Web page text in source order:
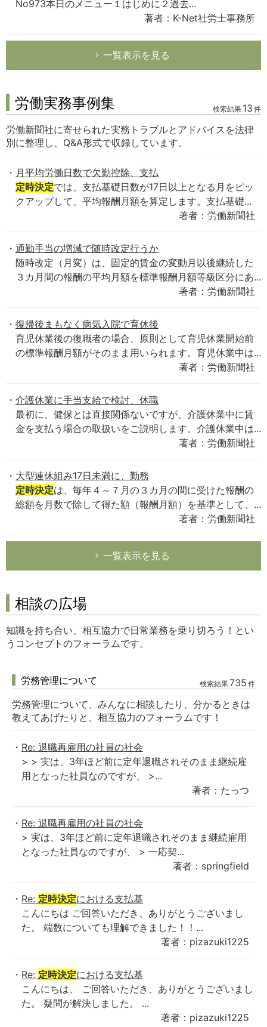
No973本日のメニュー１はじめに２過去...
著者：K-Net社労士事務所
一覧表示を見る
労働実務事例集 検索結果 13 件
労働新聞社に寄せられた実務トラブルとアドバイスを法律
別に整理し、Q&A形式で収録しています。
月平均労働日数で欠勤控除、支払
定時決定では、支払基礎日数が17日以上となる月をピッ
クアップして、平均報酬月額を算定します。支払基礎...
著者：労働新聞社
通勤手当の増減で随時改定行うか
随時改定（月変）は、固定的賃金の変動月以後継続した
３カ月間の報酬の平均月額を標準報酬月額等級区分にあ...
著者：労働新聞社
復帰後まもなく病気入院で育休後
育児休業後の復職者の場合、原則として育児休業開始前
の標準報酬月額がそのまま用いられます。育児休業中は...
著者：労働新聞社
介護休業に手当支給で検討、休職
最初に、健保とは直接関係ないですが、介護休業中に賃
金を支払う場合の取扱いをご説明します。介護休業中は...
著者：労働新聞社
大型連休組み17日未満に、勤務
定時決定は、毎年４～７月の３カ月の間に受けた報酬の
総額を月数で除して得た額（報酬月額）を基準として、...
著者：労働新聞社
一覧表示を見る
相談の広場
知識を持ち合い、相互協力で日常業務を乗り切ろう！とい
うコンセプトのフォーラムです。
労務管理について 検索結果735 件
労務管理について、みんなに相談したり、分かるときは
教えてあげたりと、相互協力のフォーラムです！
Re: 退職再雇用の社員の社会
> > 実は、3年ほど前に定年退職されそのまま継続雇
用となった社員なのですが、 >...
著者：たっつ
Re: 退職再雇用の社員の社会
> 実は、3年ほど前に定年退職されそのまま継続雇用
となった社員なのですが、 > 一応契...
著者：springfield
Re: 定時決定における支払基
こんにちは ご回答いただき、ありがとうございまし
た。 端数についても理解できました！！...
著者：pizazuki1225
Re: 定時決定における支払基
こんにちは、 ご回答いただき、ありがとうございまし
た。 疑問が解決しました。 ...
著者：pizazuki1225